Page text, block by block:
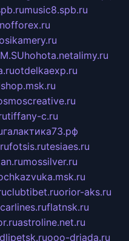
music8.spb.ru
hohota.netalimy.ru
otdelkaexp.ru
tiffany-c.ru
галактика73.рф
fotsis.rutesiaes.ru
mossilver.ru
clubtibet.ruorior-aks.ru
carlines.ruflatnsk.ru
astroline.net.ru
ooo-driada.ru